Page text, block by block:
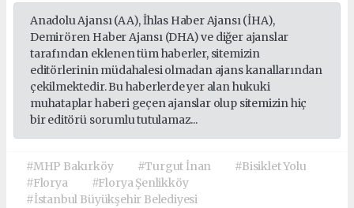
Anadolu Ajansı (AA), İhlas Haber Ajansı (İHA),
Demirören Haber Ajansı (DHA) ve diğer ajanslar
tarafından eklenen tüm haberler, sitemizin
editörlerinin müdahalesi olmadan ajans kanallarından
çekilmektedir. Bu haberlerde yer alan hukuki
muhataplar haberi geçen ajanslar olup sitemizin hiç
bir editörü sorumlu tutulamaz...
#MHP Bakırköy #Turgut İnan
#Bisiklet Yolu
#Florya
#Florya Şenlikköy
#İstanbul Büyükşehir Belediyesi